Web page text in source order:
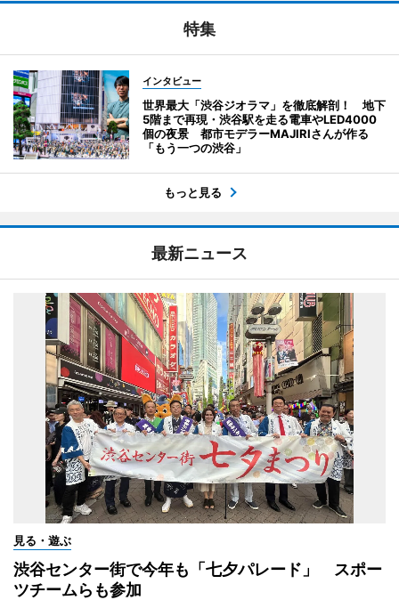
特集
インタビュー
世界最大「渋谷ジオラマ」を徹底解剖！ 地下
5階まで再現・渋谷駅を走る電車やLED4000
個の夜景 都市モデラーMAJIRIさんが作る
「もう一つの渋谷」
もっと見る
最新ニュース
見る・遊ぶ
渋谷センター街で今年も「七夕パレード」 スポー
ツチームらも参加